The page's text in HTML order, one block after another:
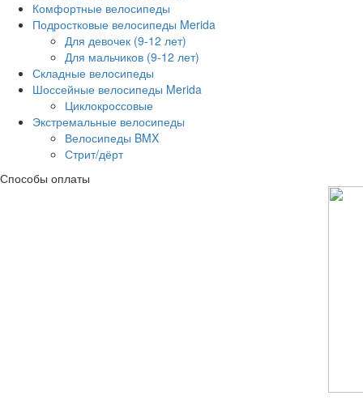
Комфортные велосипеды
Подростковые велосипеды Merida
Для девочек (9-12 лет)
Для мальчиков (9-12 лет)
Складные велосипеды
Шоссейные велосипеды Merida
Циклокроссовые
Экстремальные велосипеды
Велосипеды BMX
Стрит/дёрт
Способы оплаты